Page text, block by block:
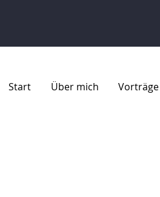
Start Über mich Vorträge